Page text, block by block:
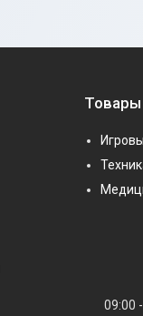
Товары
09:00